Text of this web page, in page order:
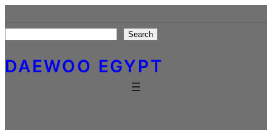
to
content
Search
DAEWOO EGYPT